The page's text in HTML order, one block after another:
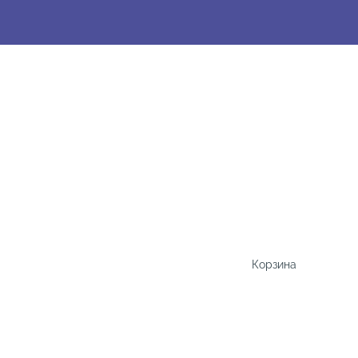
Корзина